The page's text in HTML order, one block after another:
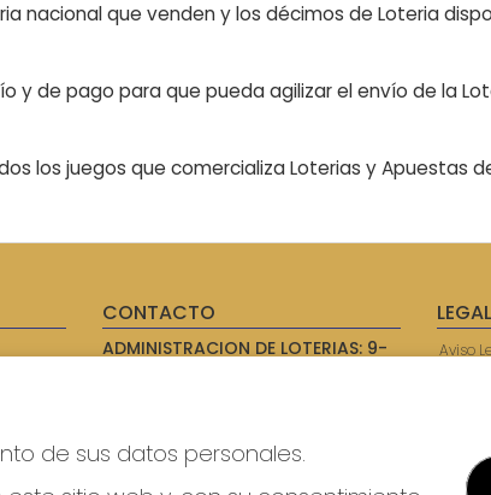
nacional que venden y los décimos de Loteria
de pago para que pueda agilizar el envío de la
los juegos que comercializa Loterias y Apuestas
CONTACTO
ADMINISTRACION DE LOTERIAS: 9-
WhatsApp
614069067
info@laxanadorada.com
LEGAL
Aviso
Juego
de sus datos personales.